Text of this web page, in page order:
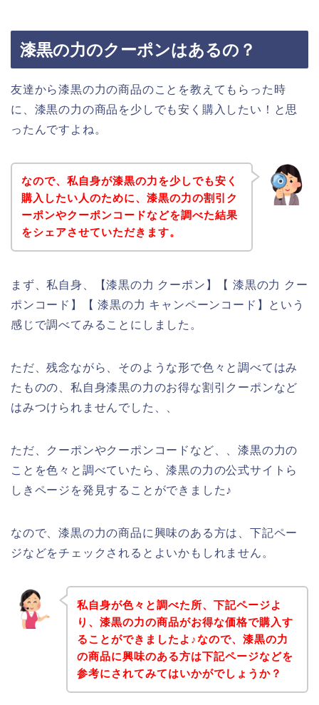
漆黒の力のクーポンはあるの？
友達から漆黒の力の商品のことを教えてもらった時
に、漆黒の力の商品を少しでも安く購入したい！と思
ったんですよね。
なので、私自身が漆黒の力を少しでも安く
購入したい人のために、漆黒の力の割引ク
ーポンやクーポンコードなどを調べた結果
をシェアさせていただきます。
まず、私自身、【漆黒の力 クーポン】【 漆黒の力 クー
ポンコード】【 漆黒の力 キャンペーンコード】という
感じで調べてみることにしました。
ただ、残念ながら、そのような形で色々と調べてはみ
たものの、私自身漆黒の力のお得な割引クーポンなど
はみつけられませんでした、、
ただ、クーポンやクーポンコードなど、、漆黒の力の
ことを色々と調べていたら、漆黒の力の公式サイトら
しきページを発見することができました♪
なので、漆黒の力の商品に興味のある方は、下記ペー
ジなどをチェックされるとよいかもしれません。
私自身が色々と調べた所、下記ページよ
り、漆黒の力の商品がお得な価格で購入す
ることができましたよ♪なので、漆黒の力
の商品に興味のある方は下記ページなどを
参考にされてみてはいかがでしょうか？